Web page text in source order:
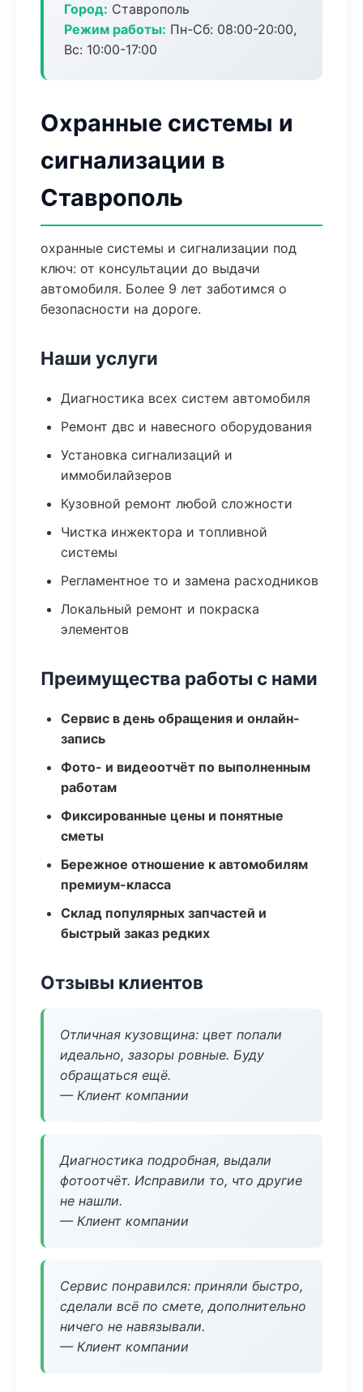
Город: Ставрополь
Режим работы: Пн-Сб: 08:00-20:00,
Вс: 10:00-17:00
Охранные системы и
сигнализации в
Ставрополь
охранные системы и сигнализации под
ключ: от консультации до выдачи
автомобиля. Более 9 лет заботимся о
безопасности на дороге.
Наши услуги
Диагностика всех систем автомобиля
Ремонт двс и навесного оборудования
Установка сигнализаций и
иммобилайзеров
Кузовной ремонт любой сложности
Чистка инжектора и топливной
системы
Регламентное то и замена расходников
Локальный ремонт и покраска
элементов
Преимущества работы с нами
Сервис в день обращения и онлайн-
запись
Фото- и видеоотчёт по выполненным
работам
Фиксированные цены и понятные
сметы
Бережное отношение к автомобилям
премиум-класса
Склад популярных запчастей и
быстрый заказ редких
Отзывы клиентов
Отличная кузовщина: цвет попали
идеально, зазоры ровные. Буду
обращаться ещё.
— Клиент компании
Диагностика подробная, выдали
фотоотчёт. Исправили то, что другие
не нашли.
— Клиент компании
Сервис понравился: приняли быстро,
сделали всё по смете, дополнительно
ничего не навязывали.
— Клиент компании